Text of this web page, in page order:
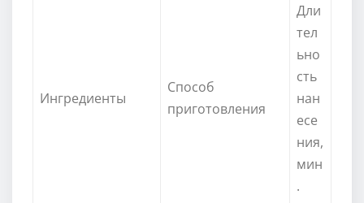
Ингредиенты
Способ
приготовления
Дли
тел
ьно
сть
нан
есе
ния,
мин
.